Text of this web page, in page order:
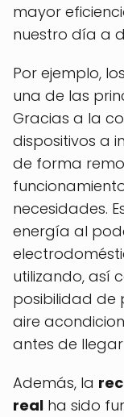
mayor
nuestro día a
Por ejemplo, los
una de las
Gracias a la
dispositivos a
de forma
necesidades.
energía al
utilizando, así
posibilidad de
aire
antes de
Además, la
real ha sido